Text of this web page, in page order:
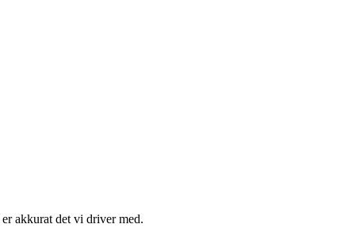
akkurat det vi driver med.